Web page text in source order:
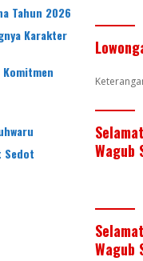
Tahun 2026
Karakter
Sedot
Wagub
Wagub